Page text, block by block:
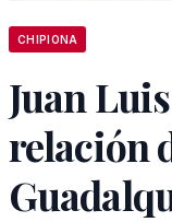
CHIPIONA
Juan
relación